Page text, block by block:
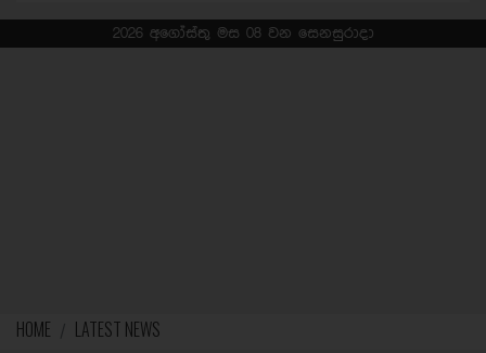
2026 අගෝස්තු මස 08 වන සෙනසුරාදා
HOME LATEST NEWS